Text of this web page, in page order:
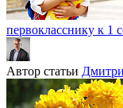
первокласснику к 1
Автор статьи